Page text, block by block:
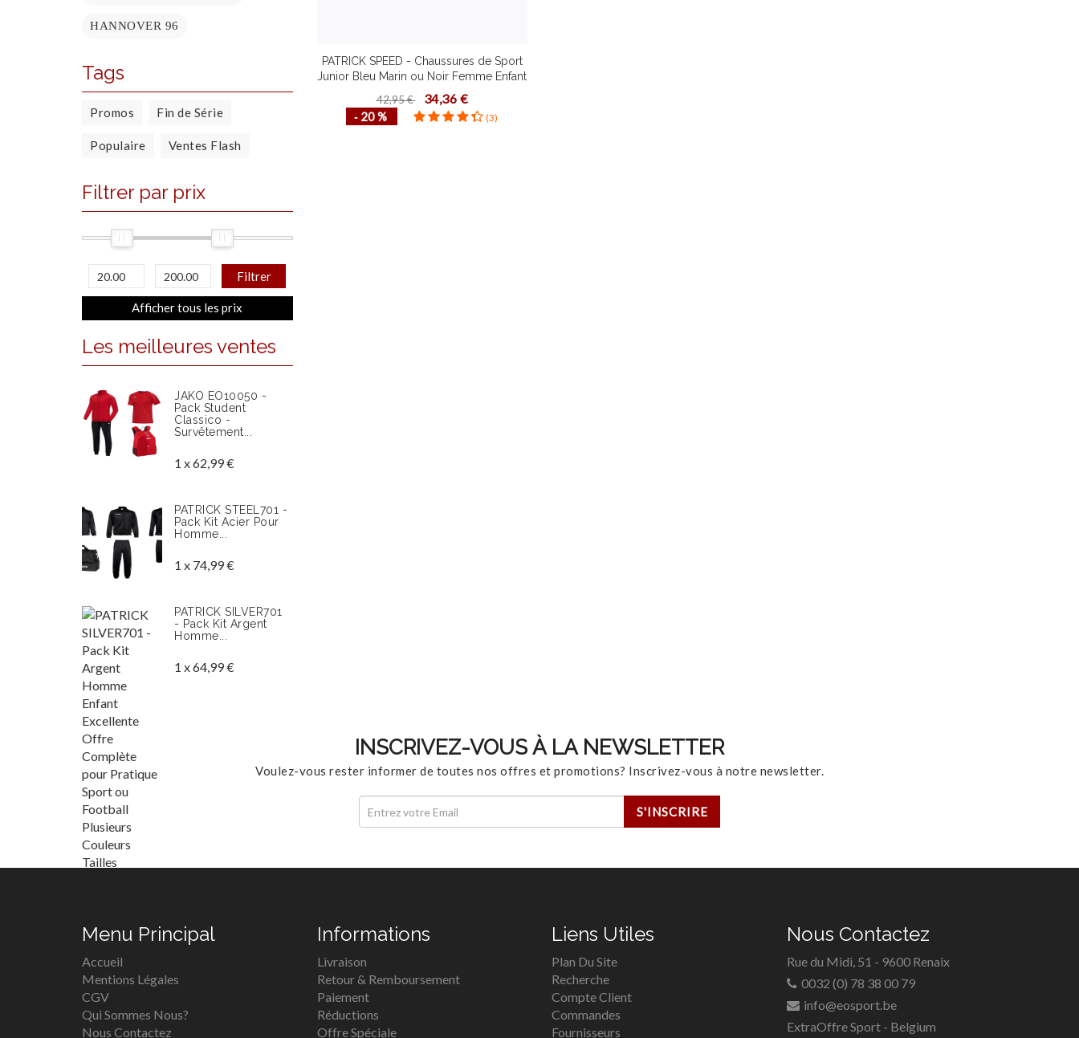
PATRICK SPEED - Chaussures de Sport
Junior Bleu Marin ou Noir Femme Enfant
Haute Qualité Plusieurs Pointures Idéal
Course à Pied
42,95 € 34,36 €
‐ 20 % (3)
HANNOVER 96
Tags
Promos Fin de Série
Populaire Ventes Flash
Filtrer par prix
Filtrer
Afficher tous les prix
Les meilleures ventes
JAKO EO10050 -
Pack Student
Classico -
Survêtement...
1 x 62,99 €
PATRICK STEEL701 -
Pack Kit Acier Pour
Homme...
1 x 74,99 €
PATRICK SILVER701
- Pack Kit Argent
Homme...
1 x 64,99 €
INSCRIVEZ-VOUS À LA NEWSLETTER
Voulez-vous rester informer de toutes nos offres et promotions? Inscrivez-vous à notre newsletter.
Menu Principal
Accueil
Mentions Légales
CGV
Qui Sommes Nous?
Nous Contactez
Informations
Livraison
Retour & Remboursement
Paiement
Réductions
Offre Spéciale
Liens Utiles
Plan Du Site
Recherche
Compte Client
Commandes
Fournisseurs
Nous Contactez
Rue du Midi, 51 - 9600 Renaix
0032 (0) 78 38 00 79
info@eosport.be
ExtraOffre Sport - Belgium